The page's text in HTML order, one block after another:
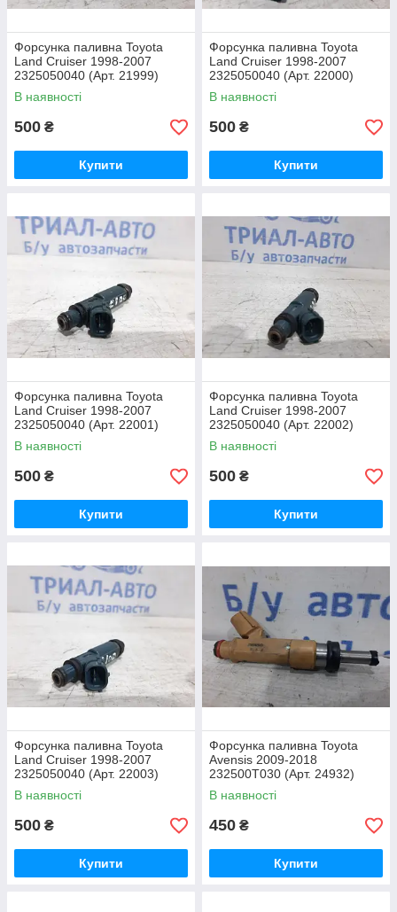
Форсунка паливна Toyota
Land Cruiser 1998-2007
2325050040 (Арт. 21999)
В наявності
500 ₴
Купити
Форсунка паливна Toyota
Land Cruiser 1998-2007
2325050040 (Арт. 22000)
В наявності
500 ₴
Купити
Форсунка паливна Toyota
Land Cruiser 1998-2007
2325050040 (Арт. 22001)
В наявності
500 ₴
Купити
Форсунка паливна Toyota
Land Cruiser 1998-2007
2325050040 (Арт. 22002)
В наявності
500 ₴
Купити
Форсунка паливна Toyota
Land Cruiser 1998-2007
2325050040 (Арт. 22003)
В наявності
500 ₴
Купити
Форсунка паливна Toyota
Avensis 2009-2018
232500T030 (Арт. 24932)
В наявності
450 ₴
Купити